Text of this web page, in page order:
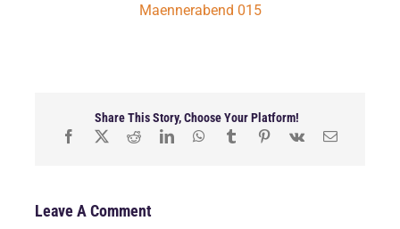
Maennerabend 015
Share This Story, Choose Your Platform!
Leave A Comment